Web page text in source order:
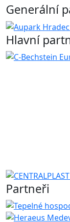
Generální
Hlavní
Partneři